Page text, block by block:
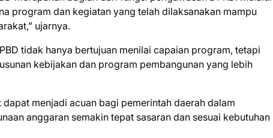
program dan kegiatan yang telah dilaksanakan mampu
ujarnya.
tidak hanya bertujuan menilai capaian program, tetapi
kebijakan dan program pembangunan yang lebih
menjadi acuan bagi pemerintah daerah dalam
anggaran semakin tepat sasaran dan sesuai kebutuhan